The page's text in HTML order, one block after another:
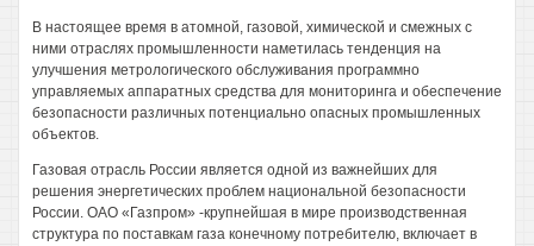
В настоящее время в атомной, газовой, химической и смежных с
ними отраслях промышленности наметилась тенденция на
улучшения метрологического обслуживания программно
управляемых аппаратных средства для мониторинга и обеспечение
безопасности различных потенциально опасных промышленных
объектов.
Газовая отрасль России является одной из важнейших для
решения энергетических проблем национальной безопасности
России. ОАО «Газпром» -крупнейшая в мире производственная
структура по поставкам газа конечному потребителю, включает в